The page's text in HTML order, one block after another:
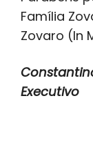
Família
Zovaro (In
Executivo